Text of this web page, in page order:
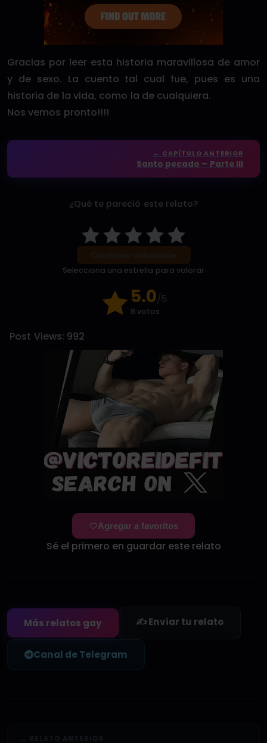
Gracias por leer esta historia maravillosa de amor
y de sexo. La cuento tal cual fue, pues es una
historia de la vida, como la de cualquiera.
Nos vemos pronto!!!!
← CAPÍTULO ANTERIOR
Santo pecado – Parte III
¿Qué te pareció este relato?
Selecciona una estrella para valorar
5.0/5
8 votos
Post Views: 992
Agregar a favoritos
Sé el primero en guardar este relato
Más relatos gay ✍️ Enviar tu relato
Canal de Telegram